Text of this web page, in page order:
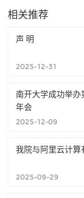
相关推荐
声 明
2025-12-31
南开大学成功举
年会
2025-12-09
我院与阿里云计算
2025-09-29